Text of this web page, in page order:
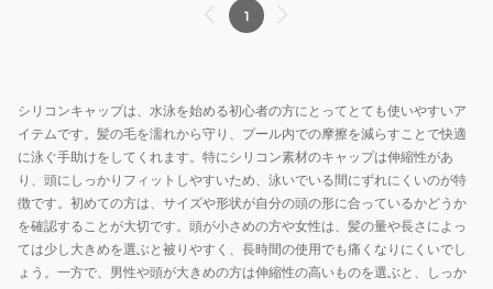
1
シリコンキャップは、水泳を始める初心者の方にとってとても使いやすいア
イテムです。髪の毛を濡れから守り、プール内での摩擦を減らすことで快適
に泳ぐ手助けをしてくれます。特にシリコン素材のキャップは伸縮性があ
り、頭にしっかりフィットしやすいため、泳いでいる間にずれにくいのが特
徴です。初めての方は、サイズや形状が自分の頭の形に合っているかどうか
を確認することが大切です。頭が小さめの方や女性は、髪の量や長さによっ
ては少し大きめを選ぶと被りやすく、長時間の使用でも痛くなりにくいでし
ょう。一方で、男性や頭が大きめの方は伸縮性の高いものを選ぶと、しっか